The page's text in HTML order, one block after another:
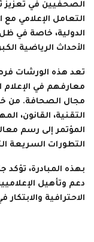
الصحفيين في تعزيز
التعامل الإعلامي مع
الدولية، خاصة في ظل
الأحداث الرياضية
تعد هذه الورشات
معارفهم في الإعلام
مجال الصحافة. من
التقنية، القانون،
المؤتمر إلى رسم
التطورات السريعة
بهذه المبادرة،
دعم وتأهيل
الاحترافية